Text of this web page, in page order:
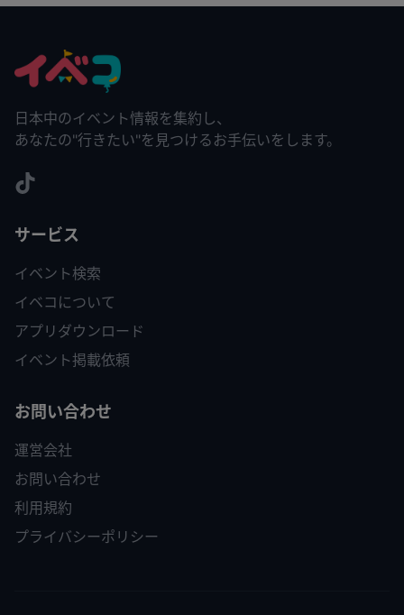
日本中のイベント情報を集約し、
あなたの"行きたい"を見つけるお手伝いをします。
サービス
イベント検索
イベコについて
アプリダウンロード
イベント掲載依頼
お問い合わせ
運営会社
お問い合わせ
利用規約
プライバシーポリシー